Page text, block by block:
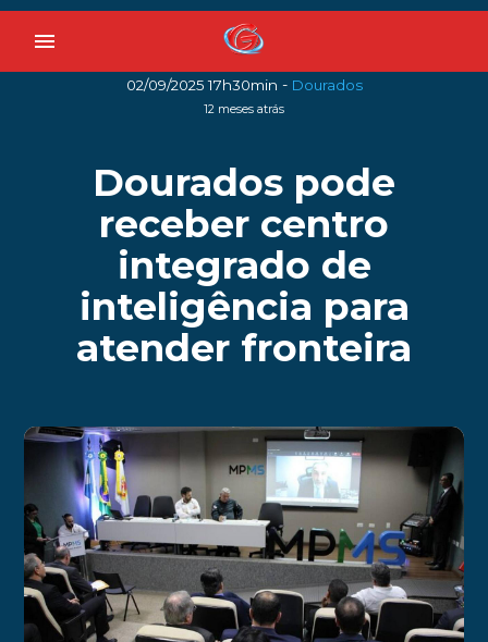
menu
02/09/2025 17h30min - Dourados
12 meses atrás
Dourados pode
receber centro
integrado de
inteligência para
atender fronteira